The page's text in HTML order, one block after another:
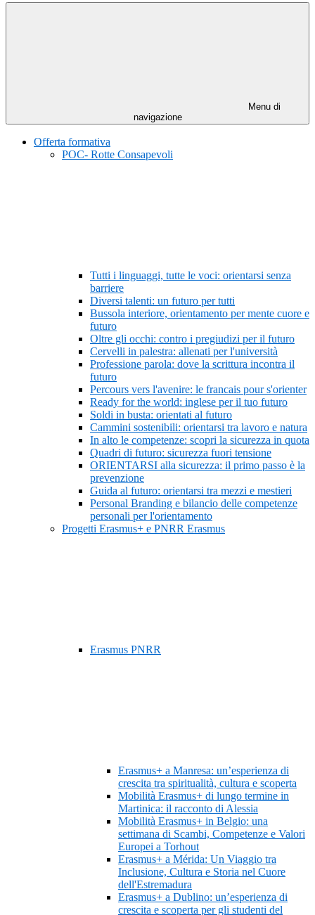
Menu di
navigazione
Offerta formativa
POC- Rotte Consapevoli
Tutti i linguaggi, tutte le voci: orientarsi senza
barriere
Diversi talenti: un futuro per tutti
Bussola interiore, orientamento per mente cuore e
futuro
Oltre gli occhi: contro i pregiudizi per il futuro
Cervelli in palestra: allenati per l'università
Professione parola: dove la scrittura incontra il
futuro
Percours vers l'avenire: le francais pour s'orienter
Ready for the world: inglese per il tuo futuro
Soldi in busta: orientati al futuro
Cammini sostenibili: orientarsi tra lavoro e natura
In alto le competenze: scopri la sicurezza in quota
Quadri di futuro: sicurezza fuori tensione
ORIENTARSI alla sicurezza: il primo passo è la
prevenzione
Guida al futuro: orientarsi tra mezzi e mestieri
Personal Branding e bilancio delle competenze
personali per l'orientamento
Progetti Erasmus+ e PNRR Erasmus
Erasmus PNRR
Erasmus+ a Manresa: un’esperienza di
crescita tra spiritualità, cultura e scoperta
Mobilità Erasmus+ di lungo termine in
Martinica: il racconto di Alessia
Mobilità Erasmus+ in Belgio: una
settimana di Scambi, Competenze e Valori
Europei a Torhout
Erasmus+ a Mérida: Un Viaggio tra
Inclusione, Cultura e Storia nel Cuore
dell'Estremadura
Erasmus+ a Dublino: un’esperienza di
crescita e scoperta per gli studenti del